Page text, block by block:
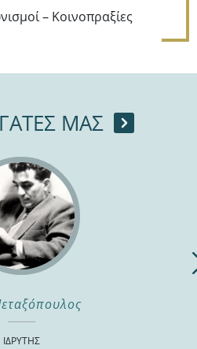
– Κοινοπραξίες
ΜΑΣ
ΙΔΡΥΤΉΣ